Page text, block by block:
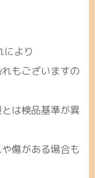
により
もございますの
は検品基準が異
傷がある場合も